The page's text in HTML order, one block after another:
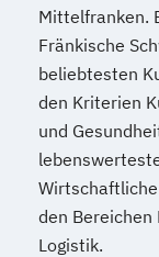
Mittelfranken.
Fränkische
beliebtesten
den Kriterien
und
den Bereichen
Logistik.